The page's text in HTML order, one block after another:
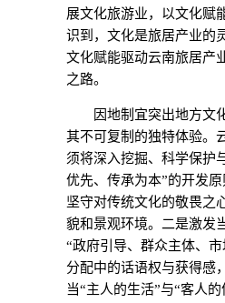
展文化旅游业，以文化赋
识到，文化是旅居产业的
文化赋能驱动云南旅居产
之路。
因地制宜突出地方文化
其不可复制的独特体验。
须将深入挖掘、科学保护
优先、传承为本”的开发
坚守对传统文化的敬畏之
貌和景观环境。二是激发
“政府引导、群众主体、
分配中的话语权与获得感
当“主人的生活”与“客人